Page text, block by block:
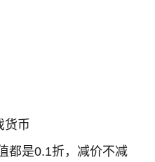
货币
都是0.1折，减价不减